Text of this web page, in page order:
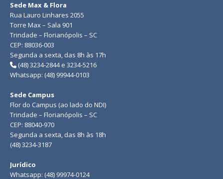
Sede Max & Flora
Rua Lauro Linhares 2055
Torre Max – Sala 901
Trindade – Florianópolis – SC
CEP: 88036-003
Segunda a sexta, das 8h às 17h
(48) 3234-2844 e 3234-5216
Whatsapp: (48) 99944-0103
Sede Campus
Flor do Campus (ao lado do NDI)
Trindade – Florianópolis – SC
CEP: 88040-970
Segunda a sexta, das 8h às 18h
(48) 3234-3187
Jurídico
Whatsapp: (48) 99974-0124